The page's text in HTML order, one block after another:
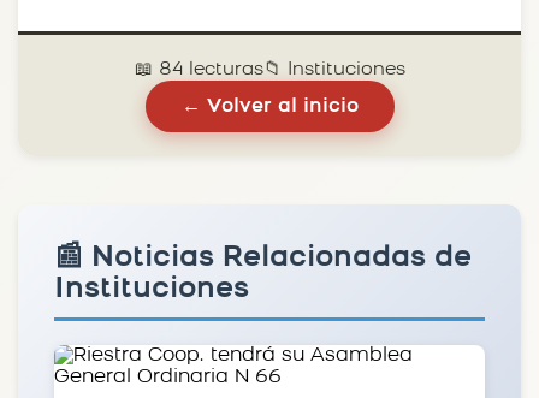
📖 84 lecturas📁 Instituciones
← Volver al inicio
📰 Noticias Relacionadas de
Instituciones